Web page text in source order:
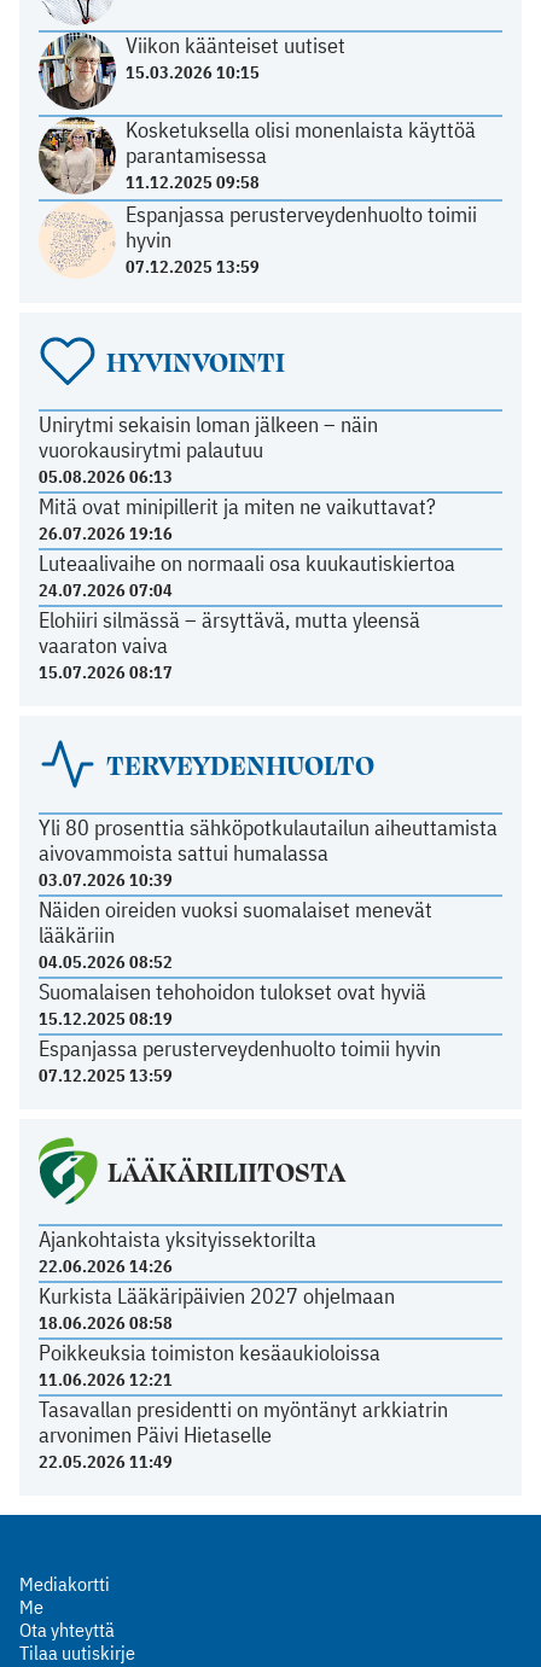
Viikon käänteiset uutiset
15.03.2026 10:15
Kosketuksella olisi monenlaista käyttöä
parantamisessa
11.12.2025 09:58
Espanjassa perusterveydenhuolto toimii
hyvin
07.12.2025 13:59
HYVINVOINTI
Unirytmi sekaisin loman jälkeen – näin
vuorokausirytmi palautuu
05.08.2026 06:13
Mitä ovat minipillerit ja miten ne vaikuttavat?
26.07.2026 19:16
Luteaalivaihe on normaali osa kuukautiskiertoa
24.07.2026 07:04
Elohiiri silmässä – ärsyttävä, mutta yleensä
vaaraton vaiva
15.07.2026 08:17
TERVEYDENHUOLTO
Yli 80 prosenttia sähköpotkulautailun aiheuttamista
aivovammoista sattui humalassa
03.07.2026 10:39
Näiden oireiden vuoksi suomalaiset menevät
lääkäriin
04.05.2026 08:52
Suomalaisen tehohoidon tulokset ovat hyviä
15.12.2025 08:19
Espanjassa perusterveydenhuolto toimii hyvin
07.12.2025 13:59
LÄÄKÄRILIITOSTA
Ajankohtaista yksityissektorilta
22.06.2026 14:26
Kurkista Lääkäripäivien 2027 ohjelmaan
18.06.2026 08:58
Poikkeuksia toimiston kesäaukioloissa
11.06.2026 12:21
Tasavallan presidentti on myöntänyt arkkiatrin
arvonimen Päivi Hietaselle
22.05.2026 11:49
Mediakortti
Me
Ota yhteyttä
Tilaa uutiskirje